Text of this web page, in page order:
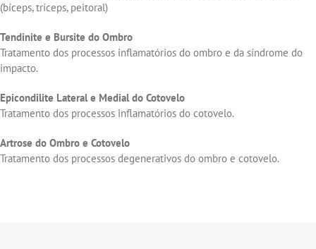
(bíceps, tríceps, peitoral)
Tendinite e Bursite do Ombro
Tratamento dos processos inflamatórios do ombro e da síndrome do
impacto.
Epicondilite Lateral e Medial do Cotovelo
Tratamento dos processos inflamatórios do cotovelo.
Artrose do Ombro e Cotovelo
Tratamento dos processos degenerativos do ombro e cotovelo.